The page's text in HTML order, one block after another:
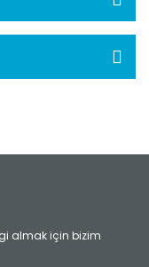
almak için bizim